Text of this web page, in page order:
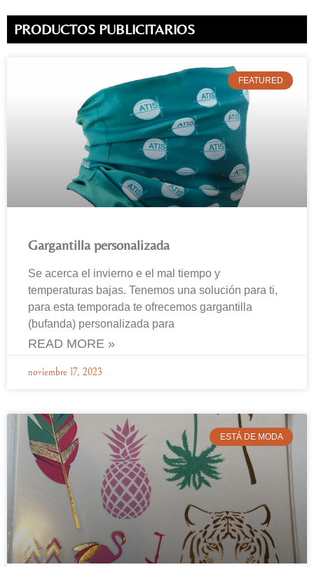
PRODUCTOS PUBLICITARIOS
FEATURED
Gargantilla personalizada
Se acerca el invierno e el mal tiempo y
temperaturas bajas. Tenemos una solución para ti,
para esta temporada te ofrecemos gargantilla
(bufanda) personalizada para
READ MORE »
noviembre 17, 2023
ESTÁ DE MODA